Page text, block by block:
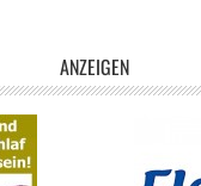
ANZEIGEN